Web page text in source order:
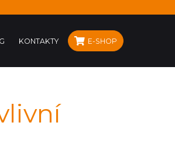
KONTAKTY E-SHOP